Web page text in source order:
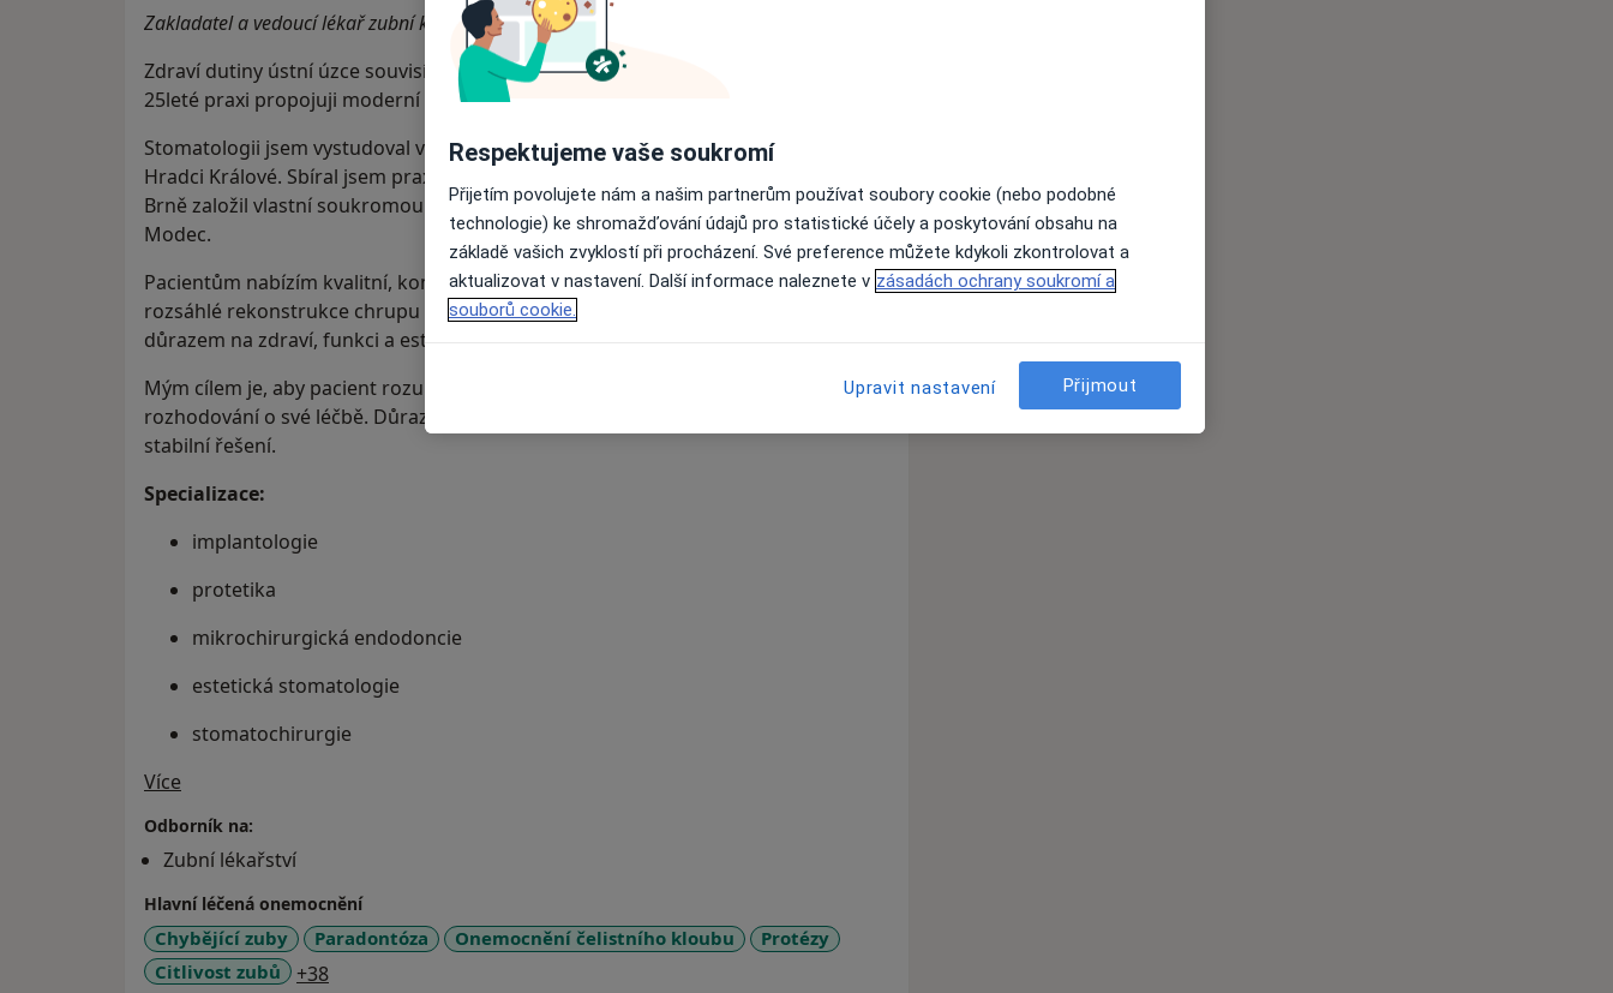
Zakladatel a vedoucí lékař zubní kliniky Modec Brno
Zdraví dutiny ústní úzce souvisí s celkovým zdravím organismu. Ve své více než
25leté praxi propojuji moderní stomatologii s celostním pohledem na zdraví.
Stomatologii jsem vystudoval v roce 1997 na Lékařské fakultě Univerzity Karlovy v
Hradci Králové. Sbíral jsem praxi na různých pracovištích a v roce 2002 jsem v
Brně založil vlastní soukromou ordinaci, která se postupně rozvinula v kliniku
Modec.
Pacientům nabízím kvalitní, komplexní a koncepční péči – od prevence až po
rozsáhlé rekonstrukce chrupu a implantologii. Léčbu vždy plánuji individuálně s
důrazem na zdraví, funkci a estetiku.
Mým cílem je, aby pacient rozuměl souvislostem a mohl se aktivně podílet na
rozhodování o své léčbě. Důraz kladu na bezbolestnost, preciznost a dlouhodobě
stabilní řešení.
Specializace:
implantologie
protetika
mikrochirurgická endodoncie
estetická stomatologie
stomatochirurgie
Více
Odborník na:
Zubní lékařství
Hlavní léčená onemocnění
Chybějící zuby Paradontóza Onemocnění čelistního kloubu
Protézy
Citlivost zubů
+38a11y_sr_more_diseases
Respektujeme vaše soukromí
Přijetím povolujete nám a našim partnerům používat soubory cookie (nebo podobné
technologie) ke shromažďování údajů pro statistické účely a poskytování obsahu na
základě vašich zvyklostí při procházení. Své preference můžete kdykoli zkontrolovat a
aktualizovat v nastavení. Další informace naleznete v zásadách ochrany soukromí a
souborů cookie.
Upravit nastavení Přijmout